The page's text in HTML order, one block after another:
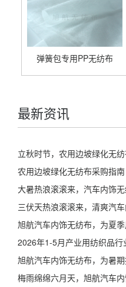
弹簧包专用PP无纺布
最新资讯
立秋时节，农用边坡绿化无
农用边坡绿化无纺布采购指
大暑热浪滚滚来，汽车内饰
三伏天热浪滚滚来，清爽汽
旭航汽车内饰无纺布，为夏
2026年1-5月产业用纺织品行
旭航汽车内饰无纺布，为暑
梅雨绵绵六月天，旭航汽车